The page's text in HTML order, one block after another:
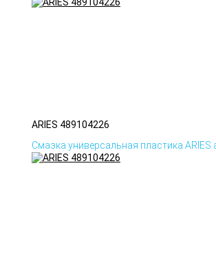
ARIES 489104226
Смазка универсальная пластика ARIES